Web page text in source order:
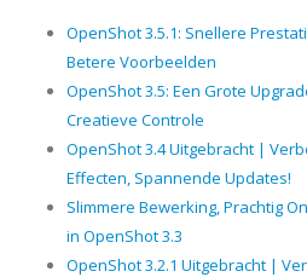
OpenShot 3.5.1: Snellere
Betere Voorbeelden
OpenShot 3.5: Een Grote
Creatieve Controle
OpenShot 3.4 Uitgebracht |
Effecten, Spannende Updates!
Slimmere Bewerking, Prachtig
in OpenShot 3.3
OpenShot 3.2.1 Uitgebracht |